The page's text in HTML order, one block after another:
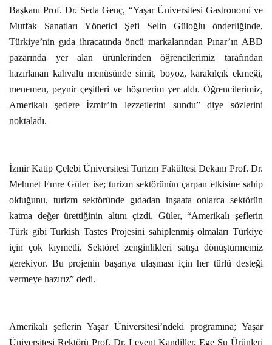
Başkanı Prof. Dr. Seda Genç, “Yaşar Üniversitesi Gastronomi ve
Mutfak Sanatları Yönetici Şefi Selin Güloğlu önderliğinde,
Türkiye’nin gıda ihracatında öncü markalarından Pınar’ın ABD
pazarında yer alan ürünlerinden öğrencilerimiz tarafından
hazırlanan kahvaltı menüsünde simit, boyoz, karakılçık ekmeği,
menemen, peynir çeşitleri ve höşmerim yer aldı. Öğrencilerimiz,
Amerikalı şeflere İzmir’in lezzetlerini sundu” diye sözlerini
noktaladı.
İzmir Katip Çelebi Üniversitesi Turizm Fakültesi Dekanı Prof. Dr.
Mehmet Emre Güler ise; turizm sektörünün çarpan etkisine sahip
olduğunu, turizm sektöründe gıdadan inşaata onlarca sektörün
katma değer ürettiğinin altını çizdi. Güler, “Amerikalı şeflerin
Türk gibi Turkish Tastes Projesini sahiplenmiş olmaları Türkiye
için çok kıymetli. Sektörel zenginlikleri satışa dönüştürmemiz
gerekiyor. Bu projenin başarıya ulaşması için her türlü desteği
vermeye hazırız” dedi.
Amerikalı şeflerin Yaşar Üniversitesi’ndeki programına; Yaşar
Üniversitesi Rektörü Prof. Dr. Levent Kandiller, Ege Su Ürünleri